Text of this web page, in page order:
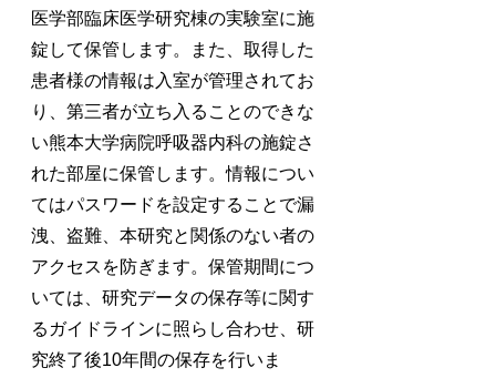
医学部臨床医学研究棟の実験室に施
錠して保管します。また、取得した
患者様の情報は入室が管理されてお
り、第三者が立ち入ることのできな
い熊本大学病院呼吸器内科の施錠さ
れた部屋に保管します。情報につい
てはパスワードを設定することで漏
洩、盗難、本研究と関係のない者の
アクセスを防ぎます。保管期間につ
いては、研究データの保存等に関す
るガイドラインに照らし合わせ、研
究終了後10年間の保存を行いま